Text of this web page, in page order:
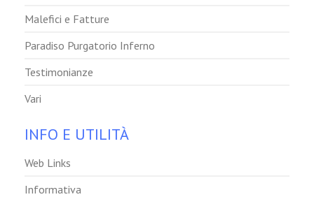
Malefici e Fatture
Paradiso Purgatorio Inferno
Testimonianze
Vari
INFO E UTILITÀ
Web Links
Informativa